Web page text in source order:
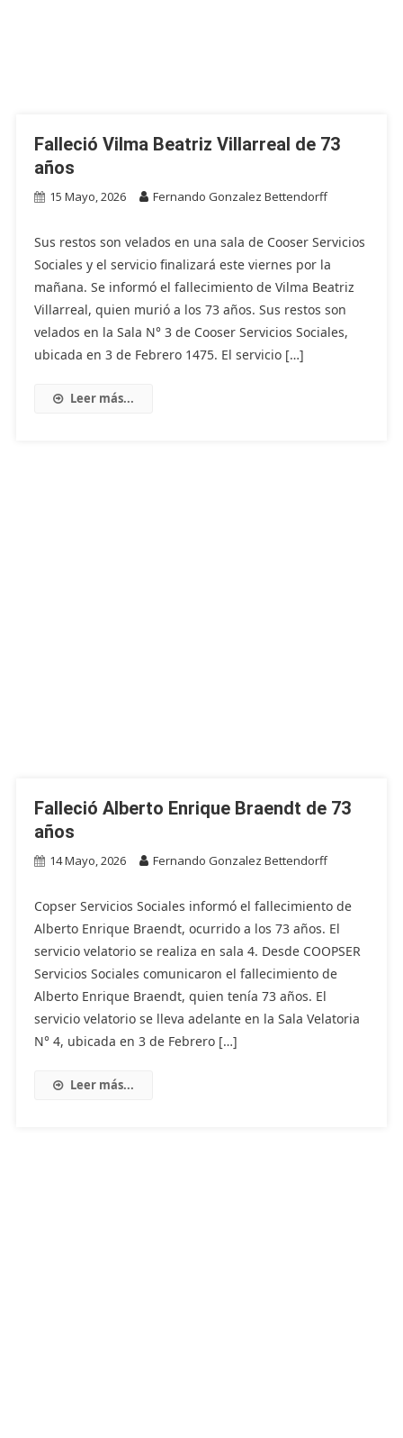
Falleció Vilma Beatriz Villarreal de 73
años
15 Mayo, 2026 Fernando Gonzalez Bettendorff
Sus restos son velados en una sala de Cooser Servicios
Sociales y el servicio finalizará este viernes por la
mañana. Se informó el fallecimiento de Vilma Beatriz
Villarreal, quien murió a los 73 años. Sus restos son
velados en la Sala N° 3 de Cooser Servicios Sociales,
ubicada en 3 de Febrero 1475. El servicio […]
Leer más...
Falleció Alberto Enrique Braendt de 73
años
14 Mayo, 2026 Fernando Gonzalez Bettendorff
Copser Servicios Sociales informó el fallecimiento de
Alberto Enrique Braendt, ocurrido a los 73 años. El
servicio velatorio se realiza en sala 4. Desde COOPSER
Servicios Sociales comunicaron el fallecimiento de
Alberto Enrique Braendt, quien tenía 73 años. El
servicio velatorio se lleva adelante en la Sala Velatoria
N° 4, ubicada en 3 de Febrero […]
Leer más...